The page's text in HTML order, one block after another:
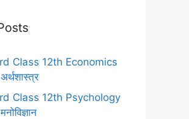
Class 12th Economics
Class 12th Psychology